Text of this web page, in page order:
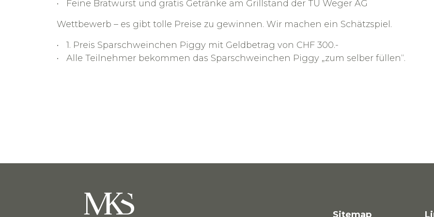
Feine Bratwurst und gratis Getränke am Grillstand der TU Weger AG
Wettbewerb – es gibt tolle Preise zu gewinnen. Wir machen ein Schätzspiel.
1. Preis Sparschweinchen Piggy mit Geldbetrag von CHF 300.-
Alle Teilnehmer bekommen das Sparschweinchen Piggy „zum selber füllen“.
Sitemap